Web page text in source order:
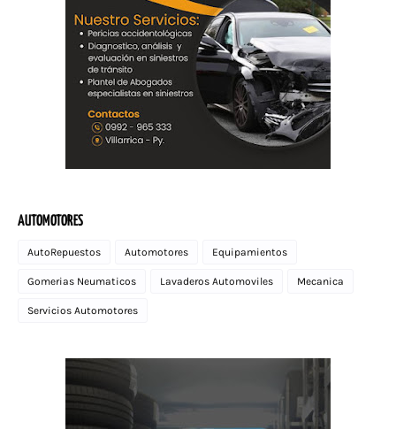
AUTOMOTORES
AutoRepuestos Automotores Equipamientos
Gomerias Neumaticos Lavaderos Automoviles Mecanica
Servicios Automotores